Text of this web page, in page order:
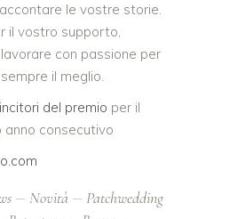
le vostre storie.
il vostro supporto,
con passione per
il meglio.
del premio per il
anno consecutivo
Novità
Patchwedding